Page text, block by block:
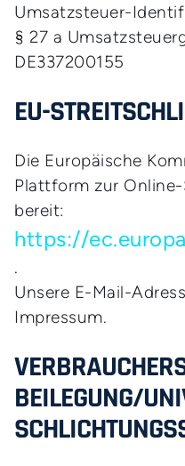
Umsatzsteuer-
§ 27 a
DE337200155
EU-
Die Europäische
Plattform zur
bereit:
https://
.
Unsere E-Mail-
Impressum.
BEILEGUNG/